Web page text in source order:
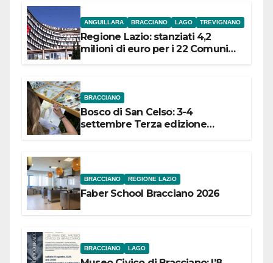
ANGUILLARA BRACCIANO LAGO TREVIGNANO
Regione Lazio: stanziati 4,2
milioni di euro per i 22 Comuni
BRACCIANO
Bosco di San Celso: 3-4
settembre Terza edizione
BRACCIANO REGIONE LAZIO
Faber School Bracciano 2026
BRACCIANO LAGO